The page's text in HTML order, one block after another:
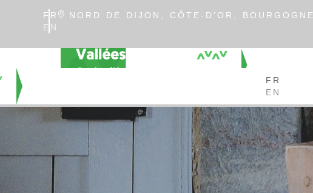
FR
EN
NORD DE DIJON, CÔTE-D’OR, BOURGOGNE
FR
EN